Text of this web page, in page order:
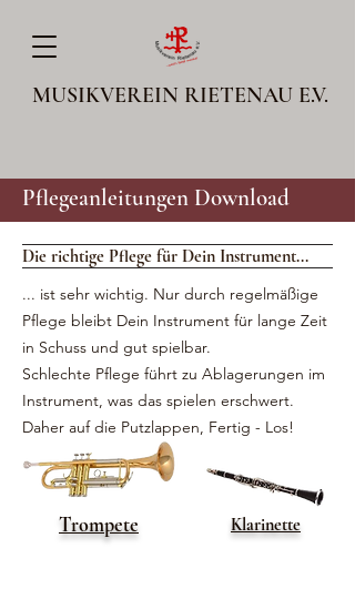
MUSIKVEREIN RIETENAU E.V.
Pflegeanleitungen Download
Die richtige Pflege für Dein Instrument...
... ist sehr wichtig. Nur durch regelmäßige
Pflege bleibt Dein Instrument für lange Zeit
in Schuss und gut spielbar.
Schlechte Pflege führt zu Ablagerungen im
Instrument, was das spielen erschwert.
Daher auf die Putzlappen, Fertig - Los!
Trompete Klarinette